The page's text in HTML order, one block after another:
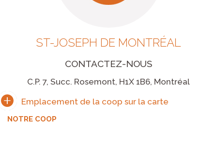
ST-JOSEPH DE MONTRÉAL
CONTACTEZ-NOUS
C.P. 7, Succ. Rosemont, H1X 1B6, Montréal
NOTRE COOP